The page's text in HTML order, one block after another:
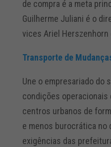
de compra é a meta
Guilherme Juliani é o
vices Ariel Herszenhorn
Transporte de
Une o empresariado do
condições operacionais
centros urbanos de
e menos burocrática no
exigências das